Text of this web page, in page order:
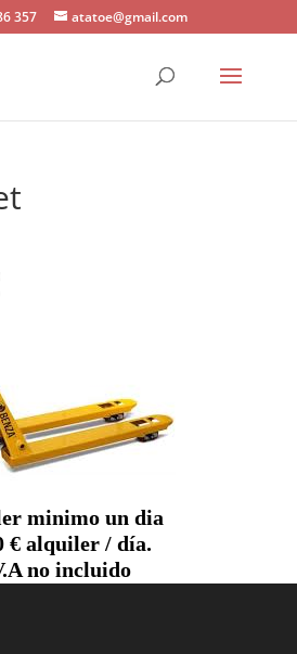
357 atatoe@gmail.com
minimo un dia
€ alquiler / día.
no incluido